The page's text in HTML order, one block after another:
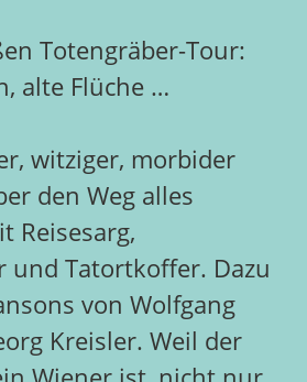
Totengräber-Tour:
alte Flüche …
witziger, morbider
den Weg alles
Reisesarg,
und Tatortkoffer. Dazu
von Wolfgang
Kreisler. Weil der